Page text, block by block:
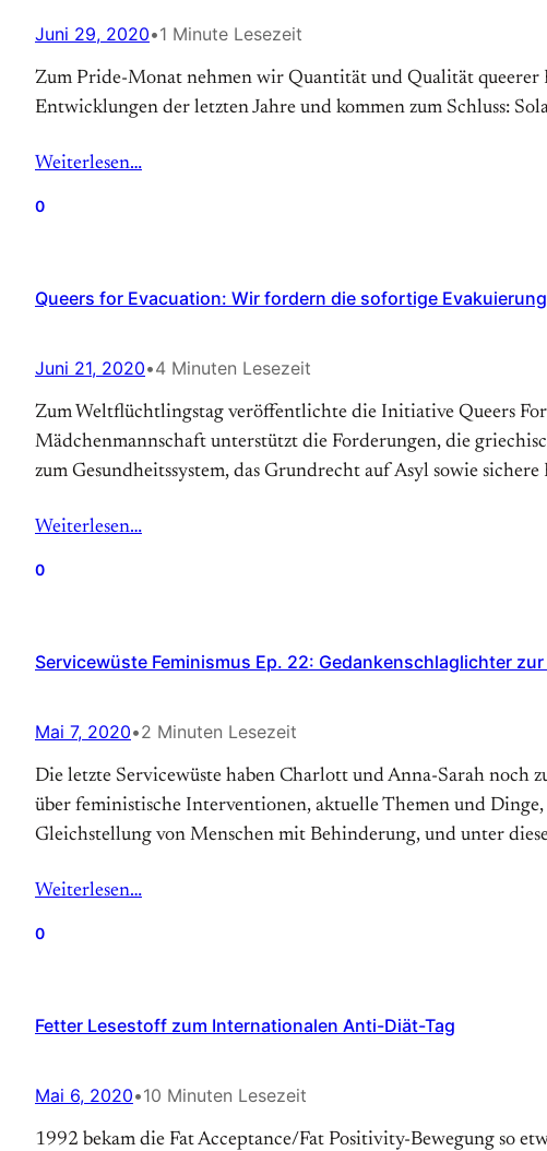
Juni 29, 2020•1 Minute Lesezeit
Zum Pride-Monat nehmen wir Quantität und Qualität queerer
Entwicklungen der letzten Jahre und kommen zum Schluss:
Weiterlesen…
0
Queers for Evacuation: Wir fordern die sofortige
Juni 21, 2020•4 Minuten Lesezeit
Zum Weltflüchtlingstag veröffentlichte die Initiative Queers
Mädchenmannschaft unterstützt die Forderungen, die
zum Gesundheitssystem, das Grundrecht auf Asyl sowie
Weiterlesen…
0
Servicewüste Feminismus Ep. 22: Gedankenschlaglichter
Mai 7, 2020•2 Minuten Lesezeit
Die letzte Servicewüste haben Charlott und Anna-Sarah noch
über feministische Interventionen, aktuelle Themen und
Gleichstellung von Menschen mit Behinderung, und unter
Weiterlesen…
0
Fetter Lesestoff zum Internationalen Anti-Diät-Tag
Mai 6, 2020•10 Minuten Lesezeit
1992 bekam die Fat Acceptance/Fat Positivity-Bewegung so